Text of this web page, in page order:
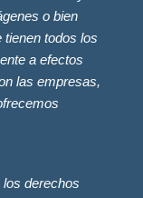
o bien
tienen todos los
a efectos
las empresas,
derechos